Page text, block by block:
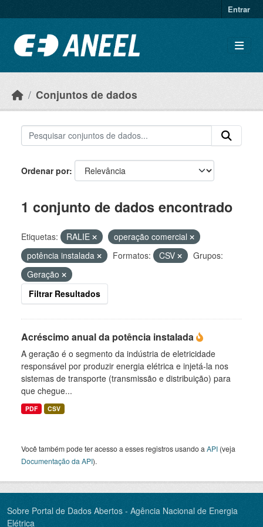
Entrar
Conjuntos de dados
Ordenar por
1 conjunto de dados encontrado
Etiquetas: RALIE
operação comercial
potência instalada
Formatos: CSV
Grupos:
Geração
Filtrar Resultados
Acréscimo anual da potência instalada
A geração é o segmento da indústria de eletricidade
responsável por produzir energia elétrica e injetá-la nos
sistemas de transporte (transmissão e distribuição) para
que chegue...
PDF CSV
Você também pode ter acesso a esses registros usando a API (veja
Documentação da API).
Sobre Portal de Dados Abertos - Agência Nacional de Energia
Elétrica